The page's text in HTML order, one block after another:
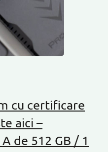
cu certificare
aici –
de 512 GB / 1